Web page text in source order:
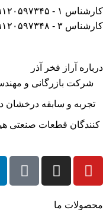
کارشناس ۱ - ۰۹۱۲۰۵۹۷۳۴۵
کارشناس ۳ - ۰۹۱۲۰۵۹۷۳۴۸
درباره آراز فخر آذر
تجربه و سابقه درخشان
کنندگان قطعات صنعتی
محصولات ما